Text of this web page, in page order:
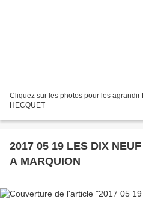
Cliquez sur les photos pour les
HECQUET
2017 05 19 LES DIX
A MARQUION